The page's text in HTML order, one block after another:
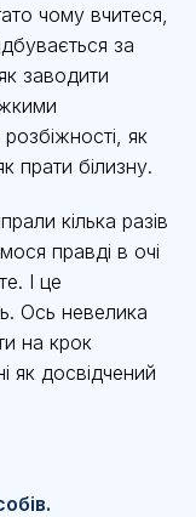
чому вчитеся,
за
заводити
як
прати білизну.
кілька разів
правді в очі
І це
Ось невелика
на крок
як досвідчений